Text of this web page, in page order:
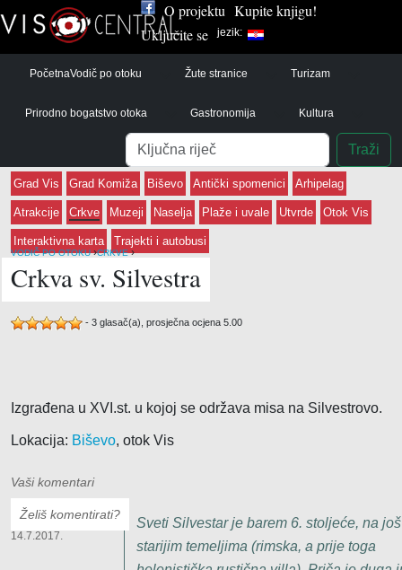
O projektu Kupite knjigu!
Uključite se
jezik:
PočetnaVodič po otoku Žute stranice Turizam
Prirodno bogatstvo otoka Gastronomija Kultura
Pretraga
Traži
Grad Vis Grad Komiža Biševo Antički spomenici Arhipelag
Atrakcije Crkve Muzeji Naselja Plaže i uvale Utvrde Otok Vis
Interaktivna karta Trajekti i autobusi
VODIČ PO OTOKU ›CRKVE ›
Crkva sv. Silvestra
- 3 glasač(a), prosječna ocjena 5.00
Izgrađena u XVI.st. u kojoj se održava misa na Silvestrovo.
Lokacija: Biševo, otok Vis
Vaši komentari
DINKO RADIC
14.7.2017.
Sveti Silvestar je barem 6. stoljeće, na još
starijim temeljima (rimska, a prije toga
Želiš komentirati?